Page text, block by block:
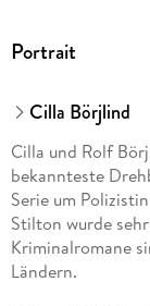
Portrait
Cilla Börjlind
Cilla und Rolf
bekannteste
Serie um
Stilton wurde
Kriminalromane
Ländern.